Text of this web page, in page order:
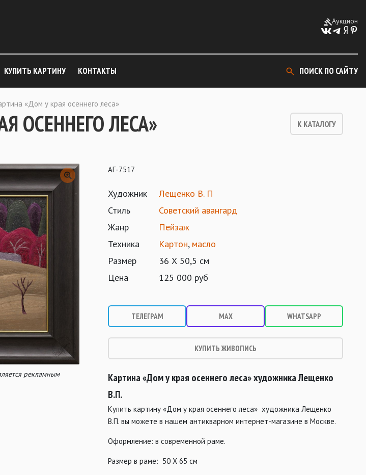
Аукцион
КУПИТЬ КАРТИНУ КОНТАКТЫ ПОИСК ПО САЙТУ
«Дом у края осеннего леса»
ОСЕННЕГО ЛЕСА» К КАТАЛОГУ
рекламным
АГ-7517
Художник
Лещенко В. П
Стиль
Советский авангард
Жанр
Пейзаж
Техника
Картон, масло
Размер
36 Х 50,5 см
Цена
125 000 руб
ТЕЛЕГРАМ MAX WHATSAPP
КУПИТЬ ЖИВОПИСЬ
Картина «Дом у края осеннего леса»художника Лещенко
В.П.
Купить картину «Дом у края осеннего леса» художника Лещенко
В.П. вы можете в нашем антикварном интернет-магазине в Москве.
Оформление: в современной раме.
Размер в раме: 50 Х 65 см